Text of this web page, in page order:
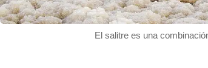
El salitre es una